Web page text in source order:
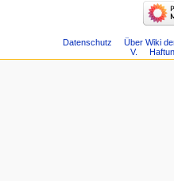
Datenschutz
Über Wiki
V.